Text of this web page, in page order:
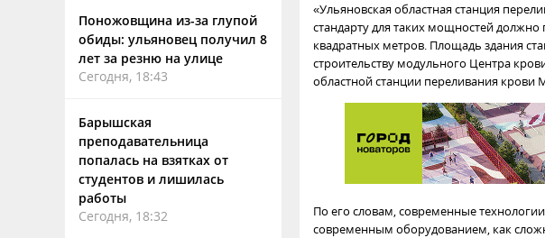
Поножовщина из-за глупой
обиды: ульяновец получил 8
лет за резню на улице
Сегодня, 18:43
Барышская
преподавательница
попалась на взятках от
студентов и лишилась
работы
Сегодня, 18:32
«Ульяновская областная станция
стандарту для таких мощностей
квадратных метров. Площадь здания
строительству модульного Центра
областной станции переливания крови
По его словам, современные
современным оборудованием, как